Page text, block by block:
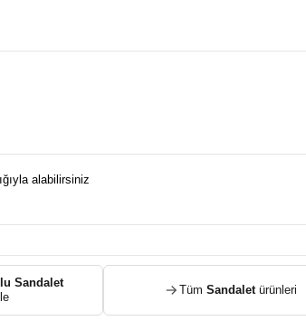
alabilirsiniz
Sandalet
Tüm Sandaletürünleri